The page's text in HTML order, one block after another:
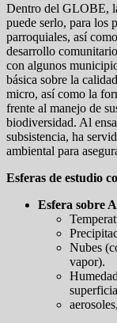
Dentro del GLOBE,
puede serlo, para los
parroquiales, así
desarrollo
con algunos
básica sobre la
micro, así como la
frente al manejo de
biodiversidad. Al
subsistencia, ha
ambiental para
Esferas de estudio
Esfera sobre
Nubes
vapor).